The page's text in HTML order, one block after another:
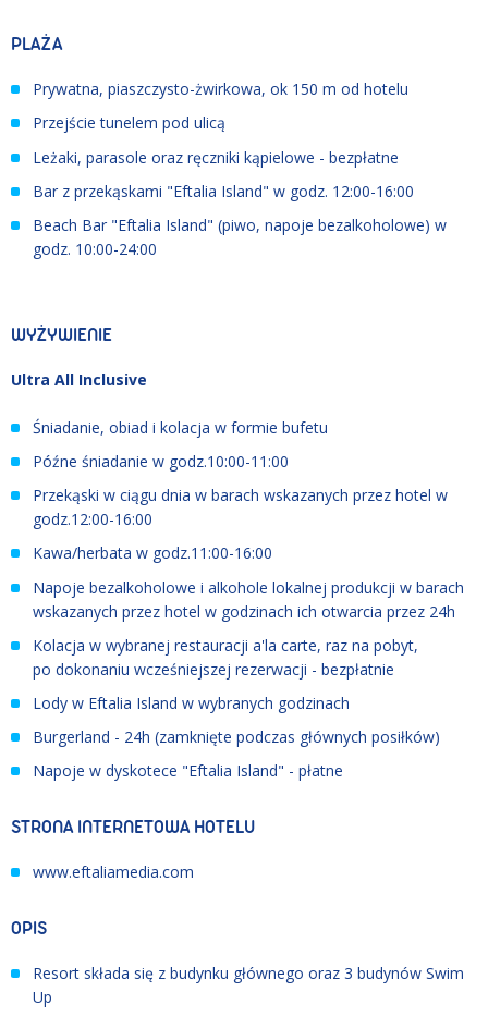
PLAŻA
Prywatna, piaszczysto-żwirkowa, ok 150 m od hotelu
Przejście tunelem pod ulicą
Leżaki, parasole oraz ręczniki kąpielowe - bezpłatne
Bar z przekąskami "Eftalia Island" w godz. 12:00-16:00
Beach Bar "Eftalia Island" (piwo, napoje bezalkoholowe) w
godz. 10:00-24:00
WYŻYWIENIE
Ultra All Inclusive
Śniadanie, obiad i kolacja w formie bufetu
Późne śniadanie w godz.10:00-11:00
Przekąski w ciągu dnia w barach wskazanych przez hotel w
godz.12:00-16:00
Kawa/herbata w godz.11:00-16:00
Napoje bezalkoholowe i alkohole lokalnej produkcji w barach
wskazanych przez hotel w godzinach ich otwarcia przez 24h
Kolacja w wybranej restauracji a'la carte, raz na pobyt,
po dokonaniu wcześniejszej rezerwacji - bezpłatnie
Lody w Eftalia Island w wybranych godzinach
Burgerland - 24h (zamknięte podczas głównych posiłków)
Napoje w dyskotece "Eftalia Island" - płatne
STRONA INTERNETOWA HOTELU
www.eftaliamedia.com
OPIS
Resort składa się z budynku głównego oraz 3 budynów Swim
Up